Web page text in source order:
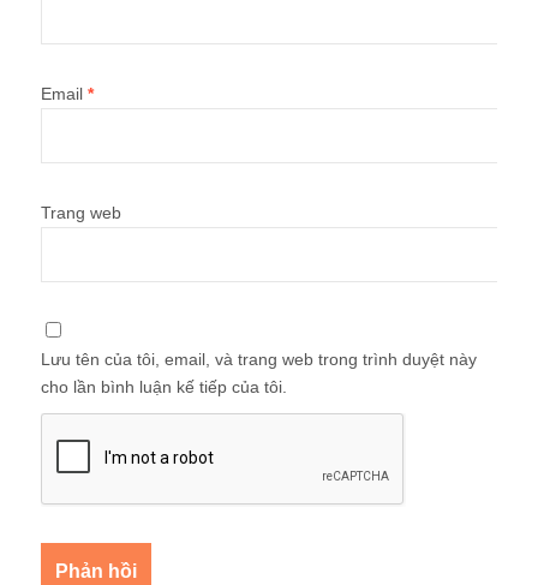
Email *
Trang web
Lưu tên của tôi, email, và trang web trong trình duyệt này
cho lần bình luận kế tiếp của tôi.